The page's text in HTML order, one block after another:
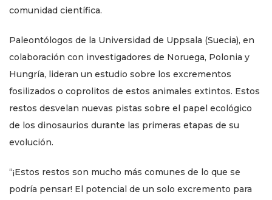
comunidad científica.
Paleontólogos de la Universidad de Uppsala (Suecia), en
colaboración con investigadores de Noruega, Polonia y
Hungría, lideran un estudio sobre los excrementos
fosilizados o coprolitos de estos animales extintos. Estos
restos desvelan nuevas pistas sobre el papel ecológico
de los dinosaurios durante las primeras etapas de su
evolución.
“¡Estos restos son mucho más comunes de lo que se
podría pensar! El potencial de un solo excremento para